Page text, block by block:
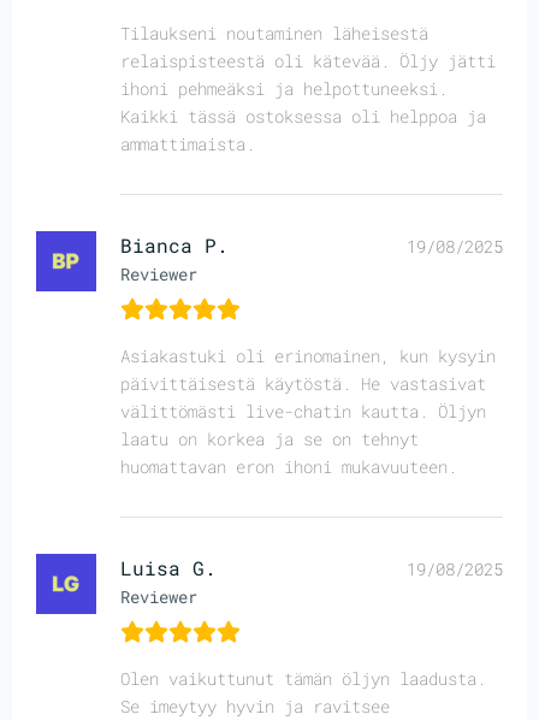
Tilaukseni noutaminen läheisestä
relaispisteestä oli kätevää. Öljy jätti
ihoni pehmeäksi ja helpottuneeksi.
Kaikki tässä ostoksessa oli helppoa ja
ammattimaista.
Bianca P.
Reviewer
19/08/2025
Asiakastuki oli erinomainen, kun kysyin
päivittäisestä käytöstä. He vastasivat
välittömästi live-chatin kautta. Öljyn
laatu on korkea ja se on tehnyt
huomattavan eron ihoni mukavuuteen.
Luisa G.
Reviewer
19/08/2025
Olen vaikuttunut tämän öljyn laadusta.
Se imeytyy hyvin ja ravitsee